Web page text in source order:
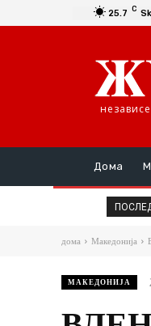
25.7 C
Дома
дома Македонија
МАКЕДОНИЈА